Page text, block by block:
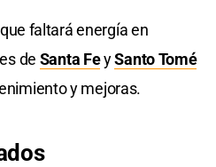
faltará energía en
de Santa FeySanto Tomé
y mejoras.